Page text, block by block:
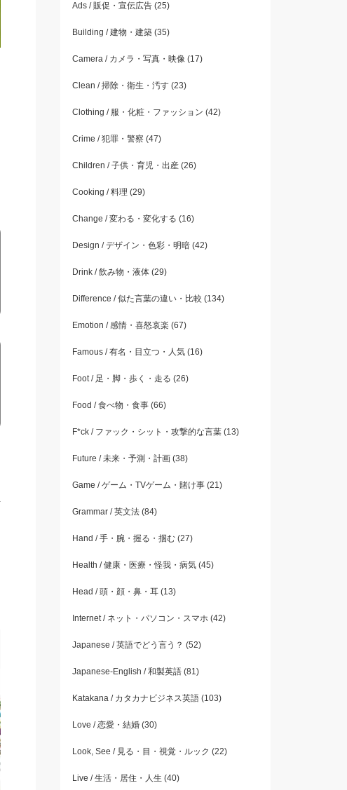
Ads / 販促・宣伝広告(25)
Building / 建物・建築(35)
Camera / カメラ・写真・映像(17)
Clean / 掃除・衛生・汚す(23)
Clothing / 服・化粧・ファッション (42)
Crime / 犯罪・警察 (47)
Children / 子供・育児・出産(26)
Cooking / 料理 (29)
Change / 変わる・変化する (16)
Design / デザイン・色彩・明暗(42)
Drink / 飲み物・液体(29)
Difference / 似た言葉の違い・比較 (134)
Emotion / 感情・喜怒哀楽 (67)
Famous / 有名・目立つ・人気(16)
Foot / 足・脚・歩く・走る (26)
Food / 食べ物・食事(66)
F*ck / ファック・シット・攻撃的な言葉(13)
Future / 未来・予測・計画(38)
Game / ゲーム・TVゲーム・賭け事(21)
Grammar / 英文法(84)
Hand / 手・腕・握る・掴む(27)
Health / 健康・医療・怪我・病気(45)
Head / 頭・顔・鼻・耳(13)
Internet / ネット・パソコン・スマホ(42)
Japanese / 英語でどう言う？ (52)
Japanese-English / 和製英語(81)
Katakana / カタカナビジネス英語(103)
Love / 恋愛・結婚(30)
Look, See / 見る・目・視覚・ルック (22)
Live / 生活・居住・人生 (40)